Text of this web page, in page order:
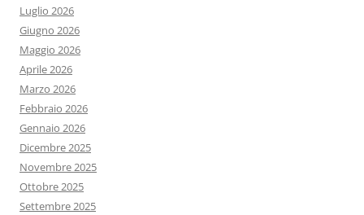
Luglio 2026
Giugno 2026
Maggio 2026
Aprile 2026
Marzo 2026
Febbraio 2026
Gennaio 2026
Dicembre 2025
Novembre 2025
Ottobre 2025
Settembre 2025